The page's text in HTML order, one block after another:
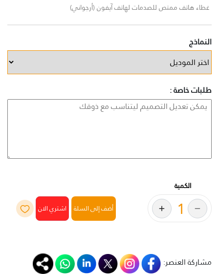
غطاء هاتف ممتص للصدمات لهاتف آيفون (أرجواني)
النماذج
طلبات خاصة :
الكمية
أضف إلى السلة
مشاركة العنصر: